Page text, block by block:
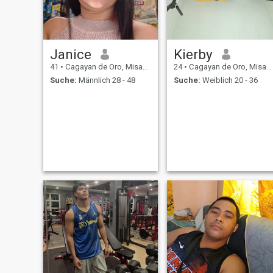
Janice
41 • Cagayan de Oro, Misamis Oriental, Philippinen
Suche: Männlich 28 - 48
Kierby
24 • Cagayan de Oro, Misamis Oriental, Philippinen
Suche: Weiblich 20 - 36